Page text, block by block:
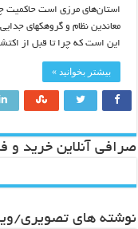
استان‌های مرزی است حاکمیت
معاندین نظام و گروهکهای
این است که چرا تا قبل از
بیشتر بخوانید »
صرافی آنلاین خرید و
نوشته های تصویری/